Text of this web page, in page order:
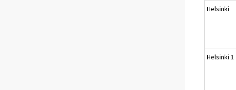
Helsinki
Helsinki 1